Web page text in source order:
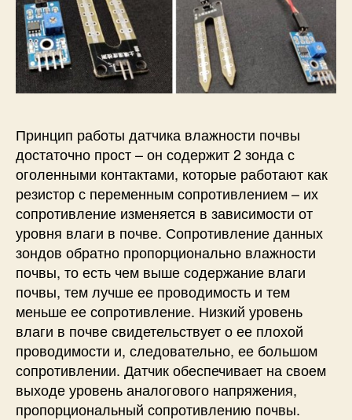
Принцип работы датчика влажности почвы
достаточно прост – он содержит 2 зонда с
оголенными контактами, которые работают как
резистор с переменным сопротивлением – их
сопротивление изменяется в зависимости от
уровня влаги в почве. Сопротивление данных
зондов обратно пропорционально влажности
почвы, то есть чем выше содержание влаги
почвы, тем лучше ее проводимость и тем
меньше ее сопротивление. Низкий уровень
влаги в почве свидетельствует о ее плохой
проводимости и, следовательно, ее большом
сопротивлении. Датчик обеспечивает на своем
выходе уровень аналогового напряжения,
пропорциональный сопротивлению почвы.